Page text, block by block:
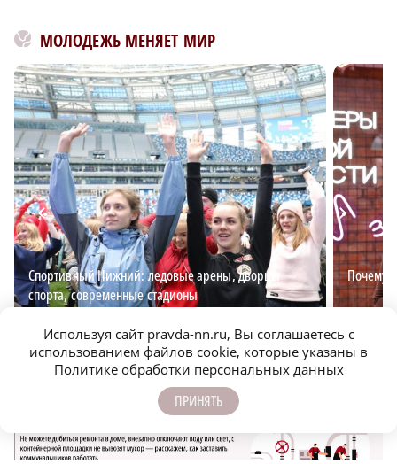
МОЛОДЕЖЬ МЕНЯЕТ МИР
Спортивный Нижний: ледовые арены, дворцы
спорта, современные стадионы
Почему
Используя сайт pravda-nn.ru, Вы соглашаетесь с
использованием файлов cookie, которые указаны в
Политике обработки персональных данных
ПРИНЯТЬ